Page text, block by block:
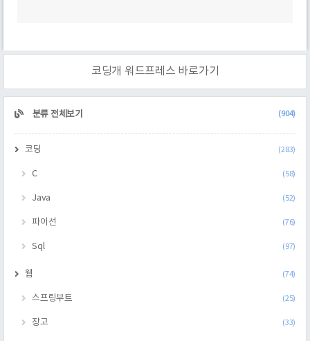
코딩개 워드프레스 바로가기
CATEGORY
분류 전체보기 (904)
코딩 (283)
C (58)
Java (52)
파이선 (76)
Sql (97)
웹 (74)
스프링부트 (25)
장고 (33)